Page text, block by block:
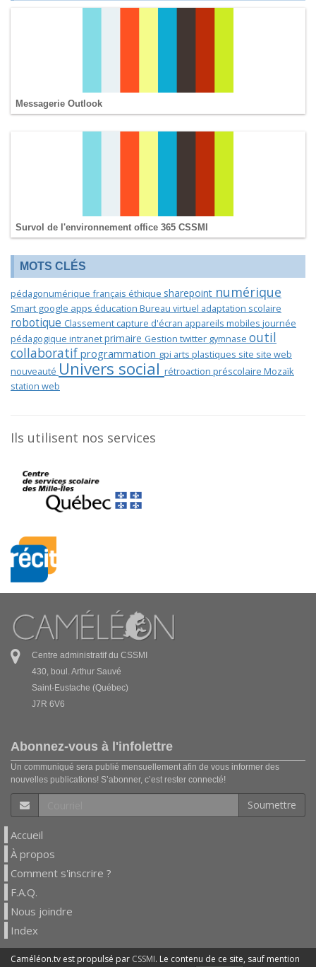
Messagerie Outlook
Survol de l'environnement office 365 CSSMI
MOTS CLÉS
pédagonumérique français éthique sharepoint numérique
Smart google apps éducation Bureau virtuel adaptation scolaire
robotique Classement capture d'écran appareils mobiles journée
pédagogique intranetprimaire Gestion twitter gymnase outil
collaboratif programmation gpi arts plastiques site site web
nouveauté Univers social rétroaction préscolaire Mozaïk
station web
Ils utilisent nos services
Centre administratif du CSSMI
430, boul. Arthur Sauvé
Saint-Eustache (Québec)
J7R 6V6
Abonnez-vous à l'infolettre
Un communiqué sera publié mensuellement afin de vous informer des
nouvelles publications! S’abonner, c’est rester connecté!
Soumettre
Accueil
À propos
Comment s'inscrire ?
F.A.Q.
Nous joindre
Index
Caméléon.tv est propulsé par CSSMI. Le contenu de ce site, sauf mention